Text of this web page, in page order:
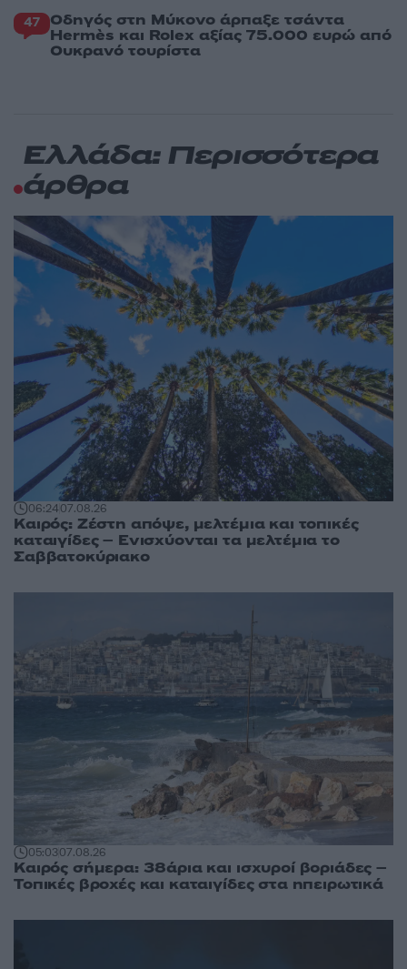
47 Οδηγός στη Μύκονο άρπαξε τσάντα
Hermès και Rolex αξίας 75.000 ευρώ από
Ουκρανό τουρίστα
Ελλάδα: Περισσότερα
άρθρα
06:2407.08.26
Καιρός: Ζέστη απόψε, μελτέμια και τοπικές
καταιγίδες – Ενισχύονται τα μελτέμια το
Σαββατοκύριακο
05:0307.08.26
Καιρός σήμερα: 38άρια και ισχυροί βοριάδες –
Τοπικές βροχές και καταιγίδες στα ηπειρωτικά